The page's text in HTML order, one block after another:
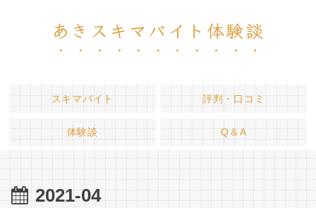
あきスキマバイト体験談
スキマバイト 評判・口コミ
体験談 Q＆A
2021-04